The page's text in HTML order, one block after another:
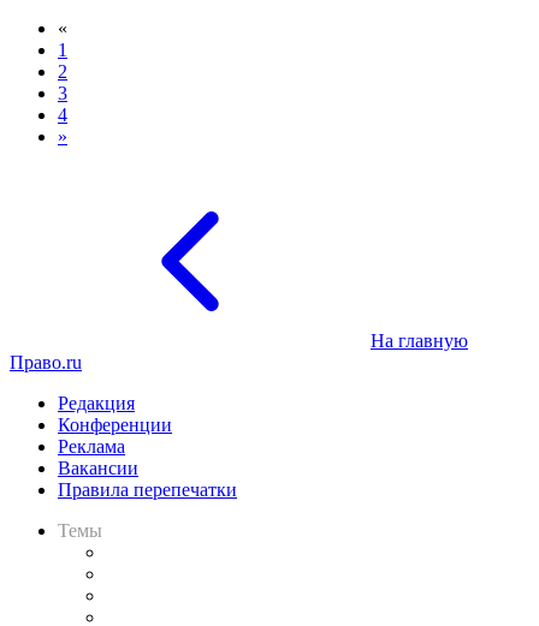
«
1
2
3
4
»
На главную
Право.ru
Редакция
Конференции
Реклама
Вакансии
Правила перепечатки
Темы